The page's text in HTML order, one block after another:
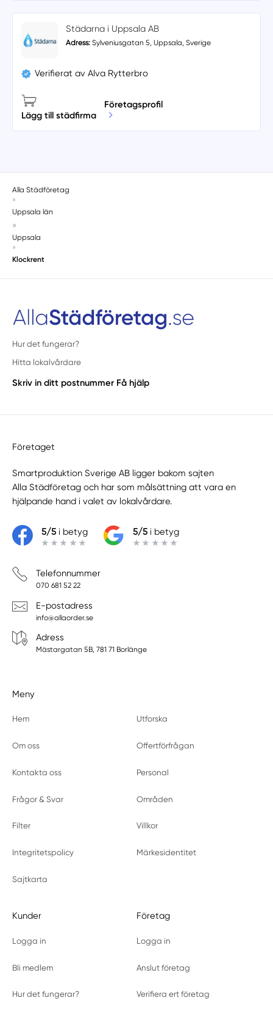
Städarna i Uppsala AB
Adress: Sylveniusgatan 5, Uppsala, Sverige
Verifierat av Alva Rytterbro
Lägg till städfirma
Företagsprofil
Alla Städföretag
»
Uppsala län
»
Uppsala
»
Klockrent
Hur det fungerar?
Hitta lokalvårdare
Skriv in ditt postnummer Få hjälp
Företaget
Smartproduktion Sverige AB ligger bakom sajten
Alla Städföretag och har som målsättning att vara en
hjälpande hand i valet av lokalvårdare.
5/5i betyg 5/5i betyg
Telefonnummer
070 681 52 22
E-postadress
info@allaorder.se
Adress
Mästargatan 5B, 781 71 Borlänge
Meny
Hem Utforska
Om oss Offertförfrågan
Kontakta oss Personal
Frågor & Svar Områden
Filter Villkor
Integritetspolicy Märkesidentitet
Sajtkarta
Kunder
Logga in
Bli medlem
Hur det fungerar?
Företag
Logga in
Anslut företag
Verifiera ert företag